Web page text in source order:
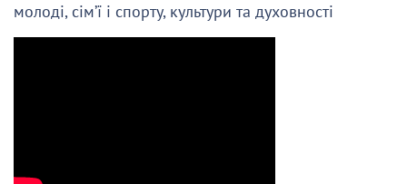
молоді, сім’ї і спорту, культури та духовності